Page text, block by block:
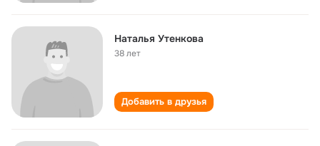
Наталья Утенкова
38 лет
Добавить в друзья